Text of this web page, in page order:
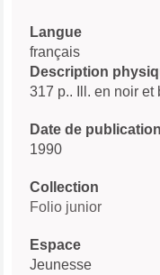
Langue
français
Description
317 p.. Ill. en noir et
Date de publication
1990
Collection
Folio junior
Espace
Jeunesse